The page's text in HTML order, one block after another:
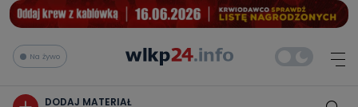
Na żywo
DODAJ MATERIAŁ